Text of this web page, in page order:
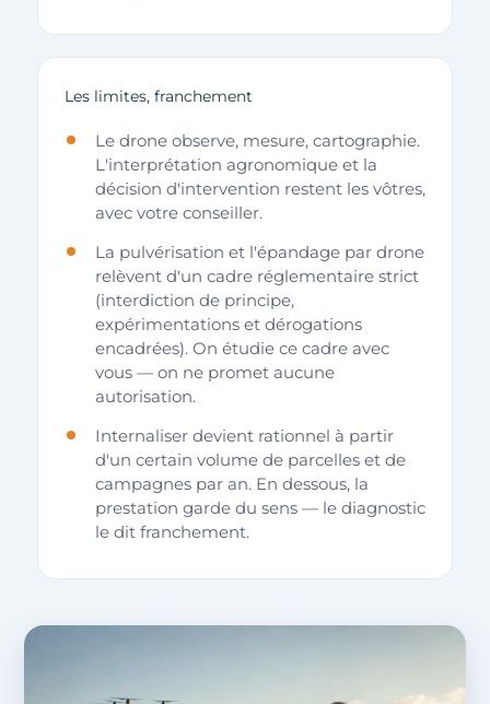
Les limites, franchement
Le drone observe, mesure, cartographie.
L'interprétation agronomique et la
décision d'intervention restent les vôtres,
avec votre conseiller.
La pulvérisation et l'épandage par drone
relèvent d'un cadre réglementaire strict
(interdiction de principe,
expérimentations et dérogations
encadrées). On étudie ce cadre avec
vous — on ne promet aucune
autorisation.
Internaliser devient rationnel à partir
d'un certain volume de parcelles et de
campagnes par an. En dessous, la
prestation garde du sens — le diagnostic
le dit franchement.